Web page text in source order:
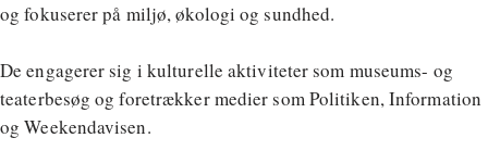
og fokuserer på miljø, økologi og sundhed.
De engagerer sig i kulturelle aktiviteter som museums- og
teaterbesøg og foretrækker medier som Politiken, Information
og Weekendavisen.